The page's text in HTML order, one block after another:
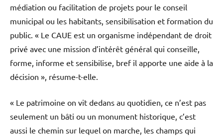
médiation ou facilitation de projets pour le conseil
municipal ou les habitants, sensibilisation et formation du
public. « Le CAUE est un organisme indépendant de droit
privé avec une mission d’intérêt général qui conseille,
forme, informe et sensibilise, bref il apporte une aide à la
décision », résume-t-elle.
« Le patrimoine on vit dedans au quotidien, ce n’est pas
seulement un bâti ou un monument historique, c’est
aussi le chemin sur lequel on marche, les champs qui